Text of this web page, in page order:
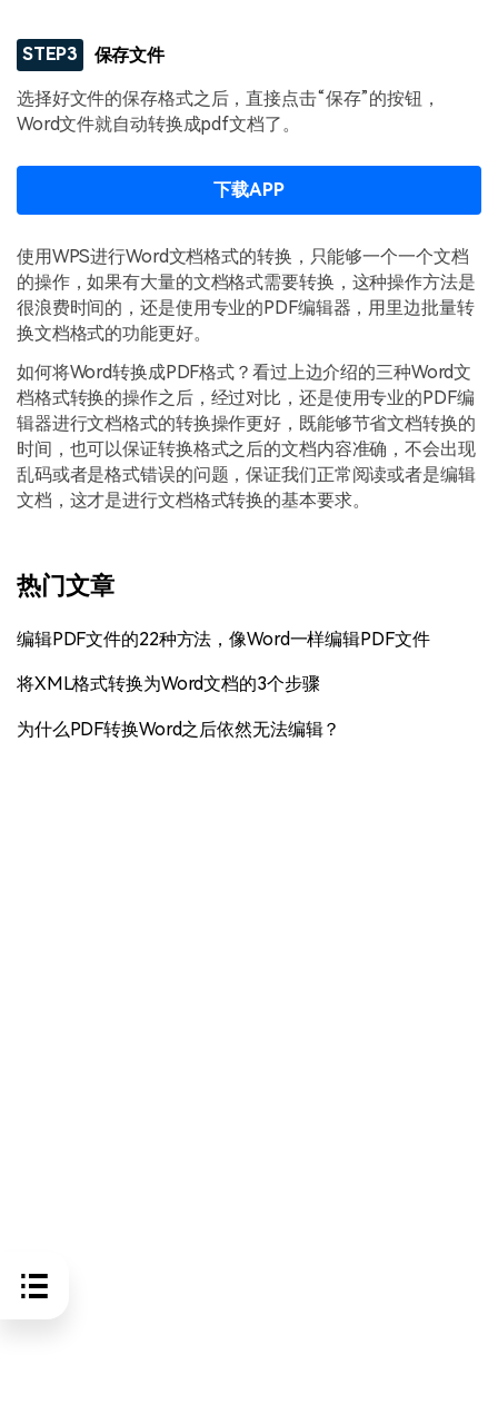
STEP3 保存文件
选择好文件的保存格式之后，直接点击“保存”的按钮，
Word文件就自动转换成pdf文档了。
下载APP
使用WPS进行Word文档格式的转换，只能够一个一个文档
的操作，如果有大量的文档格式需要转换，这种操作方法是
很浪费时间的，还是使用专业的PDF编辑器，用里边批量转
换文档格式的功能更好。
如何将Word转换成PDF格式？看过上边介绍的三种Word文
档格式转换的操作之后，经过对比，还是使用专业的PDF编
辑器进行文档格式的转换操作更好，既能够节省文档转换的
时间，也可以保证转换格式之后的文档内容准确，不会出现
乱码或者是格式错误的问题，保证我们正常阅读或者是编辑
文档，这才是进行文档格式转换的基本要求。
热门文章
编辑PDF文件的22种方法，像Word一样编辑PDF文件
将XML格式转换为Word文档的3个步骤
为什么PDF转换Word之后依然无法编辑？